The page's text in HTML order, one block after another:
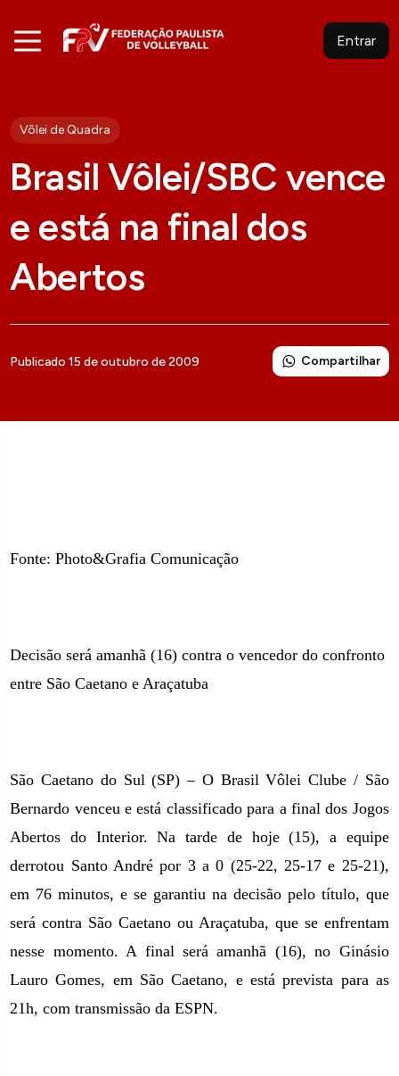
Entrar
Vôlei de Quadra
Brasil Vôlei/SBC vence
e está na final dos
Abertos
Publicado 15 de outubro de 2009 Compartilhar
Fonte: Photo&Grafia Comunicação
Decisão será amanhã (16) contra o vencedor do confronto
entre São Caetano e Araçatuba
São Caetano do Sul (SP) – O Brasil Vôlei Clube / São
Bernardo venceu e está classificado para a final dos Jogos
Abertos do Interior. Na tarde de hoje (15), a equipe
derrotou Santo André por 3 a 0 (25-22, 25-17 e 25-21),
em 76 minutos, e se garantiu na decisão pelo título, que
será contra São Caetano ou Araçatuba, que se enfrentam
nesse momento. A final será amanhã (16), no Ginásio
Lauro Gomes, em São Caetano, e está prevista para as
21h, com transmissão da ESPN.